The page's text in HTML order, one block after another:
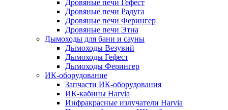
Дровяные печи Гефест
Дровяные печи Радуга
Дровяные печи Ферингер
Дровяные печи Этна
Дымоходы для бани и сауны
Дымоходы Везувий
Дымоходы Гефест
Дымоходы Ферингер
ИК-оборудование
Запчасти ИК-оборудования
ИК-кабины Harvia
Инфракрасные излучатели Harvia